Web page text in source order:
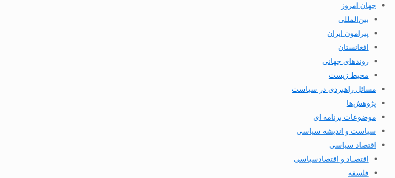
جهان امروز
بین‌المللی
پیرامون ایران
افغانستان
روندهای جهانی
محیط زیست
مسائل راهبردی در سیاست
پژوهش‌ها
موضوعات برنامه ای
سیاست و اندیشه سیاسی
اقتصاد سیاسی
اقتصـاد و اقتصاد‌سیاسی
فلسفه